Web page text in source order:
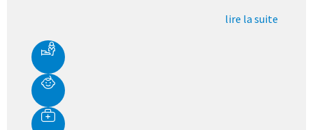
lire la suite